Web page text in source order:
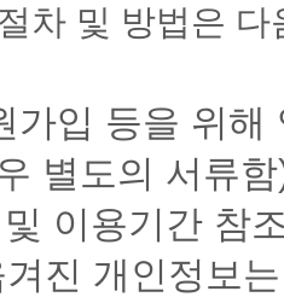
차 및 방법은 다
가입 등을 위
별도의 서류
이용기간 참
진 개인정보